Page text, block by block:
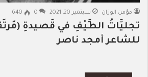
مؤمن الوزان سبتمبر 20, 2021 0
640
تجليَّاتُ الطَّيْفِ في قَصيدةِ
للشاعر أمجد ناصر